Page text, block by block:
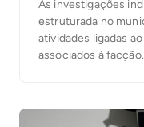
As investigações
estruturada no
atividades ligadas
associados à facção.